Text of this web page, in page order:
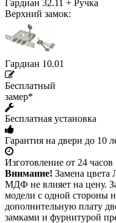
Гардиан 32.11 + Ручка
Верхний замок:
Гардиан 10.01
Бесплатный
замер*
Бесплатная установка
Гарантия на двери до 10
Изготовление от 24 часов
Внимание! Замена
МДФ не влияет на цену.
модели с одной стороны
дополнительную плату
замками и фурнитурой